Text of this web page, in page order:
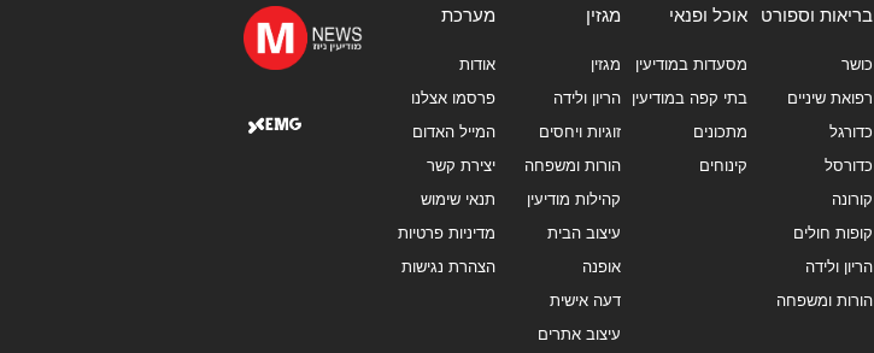
בריאות וספורט
כושר
רפואת שיניים
כדורגל
כדורסל
קורונה
קופות חולים
הריון ולידה
הורות ומשפחה
אוכל ופנאי
מסעדות במודיעין
בתי קפה במודיעין
מתכונים
קינוחים
מגזין
מגזין
הריון ולידה
זוגיות ויחסים
הורות ומשפחה
קהילות מודיעין
עיצוב הבית
אופנה
דעה אישית
עיצוב אתרים
מערכת
אודות
פרסמו אצלנו
המייל האדום
יצירת קשר
תנאי שימוש
מדיניות פרטיות
הצהרת נגישות